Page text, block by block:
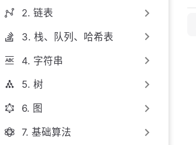
2. 链表
3. 栈、队列、哈希表
4. 字符串
5. 树
6. 图
7. 基础算法